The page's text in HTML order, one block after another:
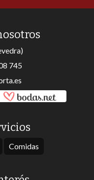
Comidas
745